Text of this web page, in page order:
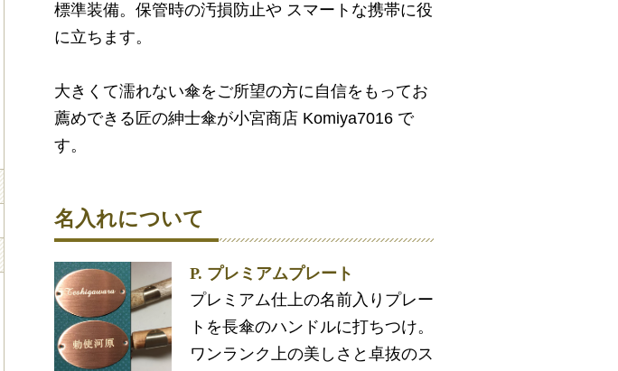
標準装備。保管時の汚損防止や スマートな携帯に役
に立ちます。
大きくて濡れない傘をご所望の方に自信をもってお
薦めできる匠の紳士傘が小宮商店 Komiya7016 で
す。
名入れについて
P. プレミアムプレート
プレミアム仕上の名前入りプレー
トを長傘のハンドルに打ちつけ。
ワンランク上の美しさと卓抜のス